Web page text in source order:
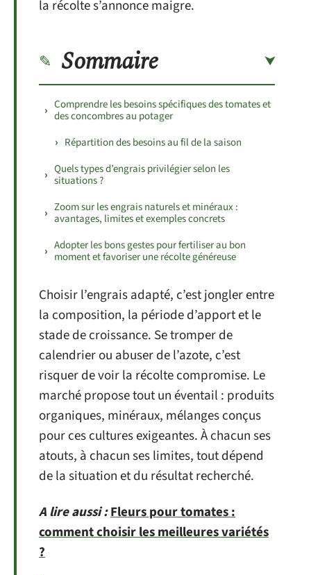
la récolte s’annonce maigre.
Sommaire
Comprendre les besoins spécifiques des tomates et
des concombres au potager
Répartition des besoins au fil de la saison
Quels types d’engrais privilégier selon les
situations ?
Zoom sur les engrais naturels et minéraux :
avantages, limites et exemples concrets
Adopter les bons gestes pour fertiliser au bon
moment et favoriser une récolte généreuse
Choisir l’engrais adapté, c’est jongler entre
la composition, la période d’apport et le
stade de croissance. Se tromper de
calendrier ou abuser de l’azote, c’est
risquer de voir la récolte compromise. Le
marché propose tout un éventail : produits
organiques, minéraux, mélanges conçus
pour ces cultures exigeantes. À chacun ses
atouts, à chacun ses limites, tout dépend
de la situation et du résultat recherché.
A lire aussi :Fleurs pour tomates :
comment choisir les meilleures variétés
?